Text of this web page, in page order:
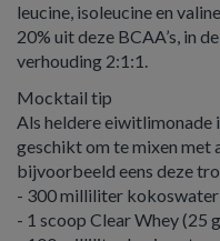
leucine, isoleucine en
20% uit deze BCAA’s, in
verhouding 2:1:1.
Mocktail tip
Als heldere eiwitlimonade
geschikt om te mixen met
bijvoorbeeld eens deze
- 300 milliliter kokoswater
- 1 scoop Clear Whey (25